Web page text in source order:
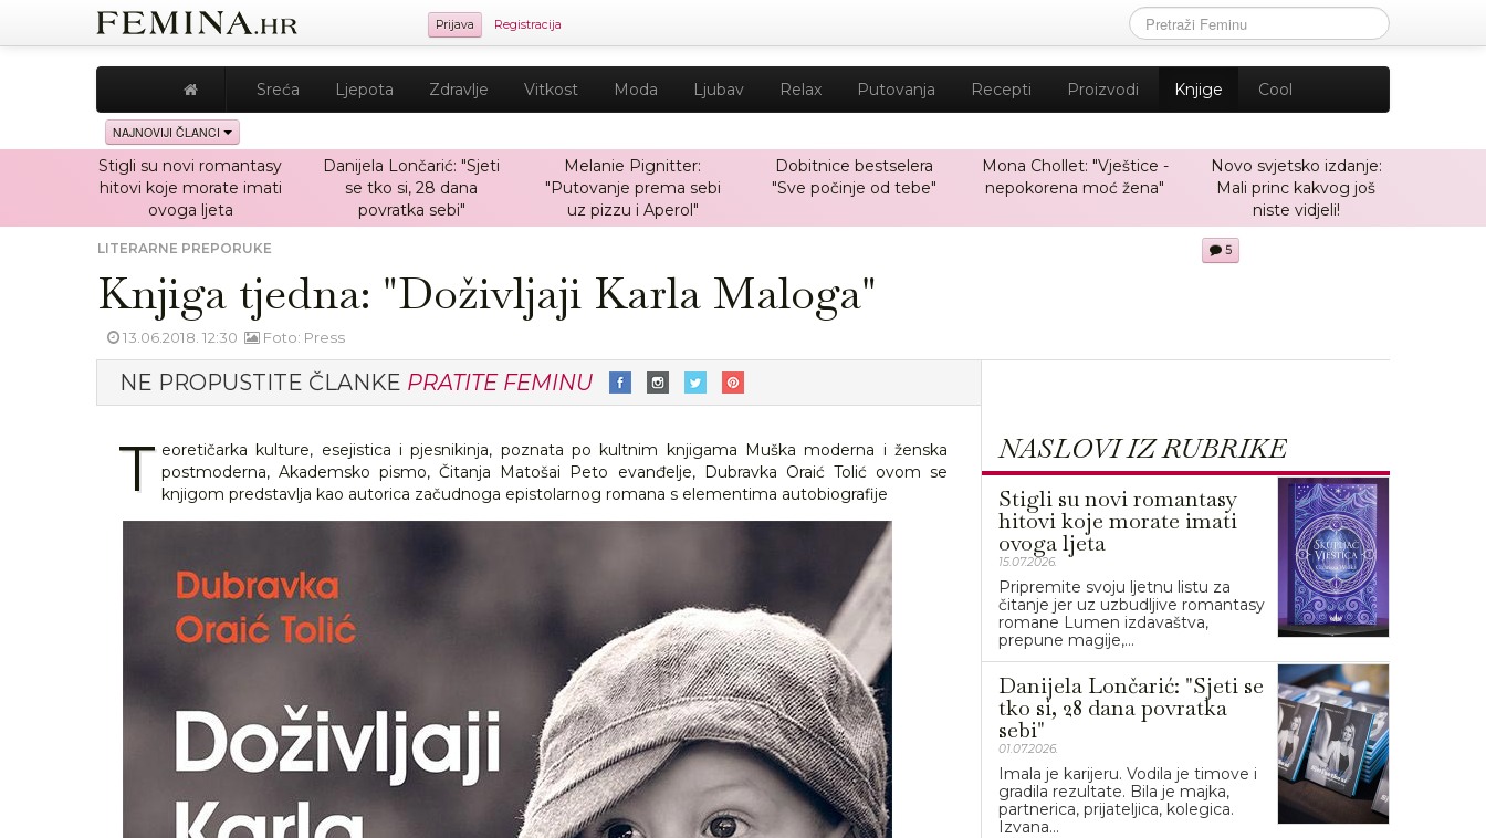
Prijava Registracija
Sreća Ljepota Zdravlje Vitkost Moda Ljubav Relax Putovanja Recepti Proizvodi Knjige Cool
NAJNOVIJI ČLANCI
Stigli su novi romantasy
hitovi koje morate imati
ovoga ljeta
Danijela Lončarić: "Sjeti
se tko si, 28 dana
povratka sebi"
Melanie Pignitter:
"Putovanje prema sebi
uz pizzu i Aperol"
Dobitnice bestselera
"Sve počinje od tebe"
Mona Chollet: "Vještice -
nepokorena moć žena"
Novo svjetsko izdanje:
Mali princ kakvog još
niste vidjeli!
LITERARNE PREPORUKE
Knjiga tjedna: "Doživljaji Karla Maloga"
5
13.06.2018. 12:30 Foto: Press
NE PROPUSTITE ČLANKE PRATITE FEMINU
T eoretičarka kulture, esejistica i pjesnikinja, poznata po kultnim knjigama Muška moderna i ženska
postmoderna, Akademsko pismo, Čitanja Matošai Peto evanđelje, Dubravka Oraić Tolić ovom se
knjigom predstavlja kao autorica začudnoga epistolarnog romana s elementima autobiografije
NASLOVI IZ RUBRIKE
Stigli su novi romantasy
hitovi koje morate imati
ovoga ljeta
15.07.2026.
Pripremite svoju ljetnu listu za
čitanje jer uz uzbudljive romantasy
romane Lumen izdavaštva,
prepune magije,...
Danijela Lončarić: "Sjeti se
tko si, 28 dana povratka
sebi"
01.07.2026.
Imala je karijeru. Vodila je timove i
gradila rezultate. Bila je majka,
partnerica, prijateljica, kolegica.
Izvana...